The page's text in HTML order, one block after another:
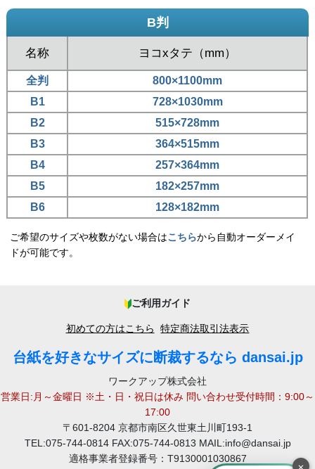
B判
名称 ヨコxタテ（mm）
全判
800×1100mm
B1
728×1030mm
B2
515×728mm
B3
364×515mm
B4
257×364mm
B5
182×257mm
B6
128×182mm
ご希望のサイズや枚数がない場合はこちらから自動オーダーメイ
ドが可能です。
ご利用ガイド
初めての方はこちら 特定商法取引法表示
台紙を好きなサイズに断裁するなら dansai.jp
ワークアップ株式会社
営業日:月～金曜日 ※土・日・祝日は休み 問い合わせ受付時間：9:00～
17:00
〒601-8204 京都市南区久世東土川町193-1
TEL:075-744-0814 FAX:075-744-0813 MAIL:info@dansai.jp
適格事業者登録番号：T9130001030867
×